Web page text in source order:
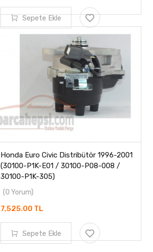
Sepete Ekle
Honda Euro Civic Distribütör 1996-2001
(30100-P1K-E01 / 30100-P08-008 /
30100-P1K-305)
(0 Yorum)
7,525.00 TL
Sepete Ekle